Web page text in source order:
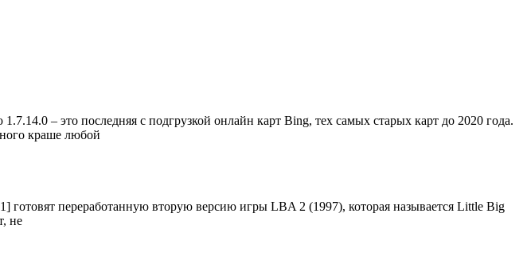
– это последняя с подгрузкой онлайн карт Bing, тех самых старых карт до 2020 года.
краше любой
готовят переработанную вторую версию игры LBA 2 (1997), которая называется Little Big
не